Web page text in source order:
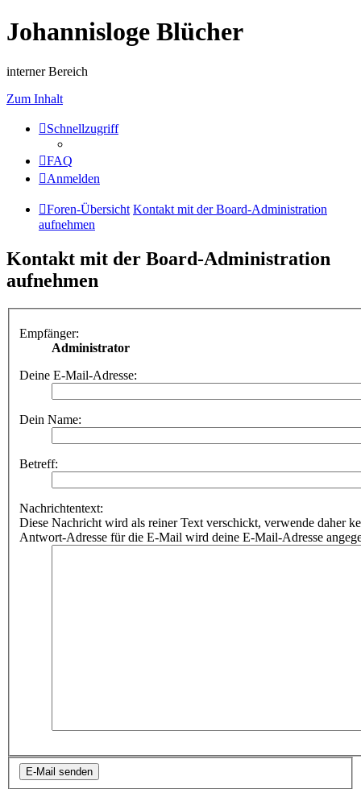
Johannisloge Blücher
interner Bereich
Zum Inhalt
Schnellzugriff
FAQ
Anmelden
Foren-Übersicht Kontakt mit der Board-Administration
aufnehmen
Kontakt mit der Board-Administration
aufnehmen
Empfänger:
Administrator
Deine E-Mail-Adresse:
Dein Name:
Betreff:
Nachrichtentext:
Diese Nachricht wird als reiner Text verschickt, verwende daher
Antwort-Adresse für die E-Mail wird deine E-Mail-Adresse